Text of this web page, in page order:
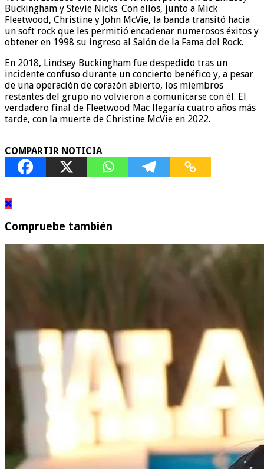
Buckingham y Stevie Nicks. Con ellos, junto a Mick
Fleetwood, Christine y John McVie, la banda transitó hacia
un soft rock que les permitió encadenar numerosos éxitos y
obtener en 1998 su ingreso al Salón de la Fama del Rock.
En 2018, Lindsey Buckingham fue despedido tras un
incidente confuso durante un concierto benéfico y, a pesar
de una operación de corazón abierto, los miembros
restantes del grupo no volvieron a comunicarse con él. El
verdadero final de Fleetwood Mac llegaría cuatro años más
tarde, con la muerte de Christine McVie en 2022.
COMPARTIR NOTICIA
Compruebe también